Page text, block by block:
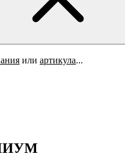
или артикула...